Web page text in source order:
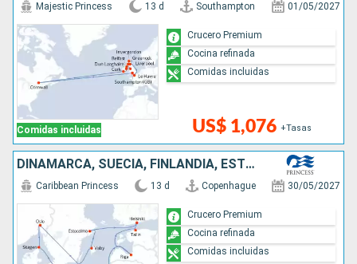
Comidas incluidas
Majestic Princess 13 d Southampton 01/05/2027
US$ 1,076 +Tasas
Crucero Premium
Cocina refinada
Comidas incluidas
DINAMARCA, SUECIA, FINLANDIA, ESTONIA, LETONIA, LITUANIA, POLONIA, NORUEGA
Caribbean Princess 13 d Copenhague 30/05/2027
Crucero Premium
Cocina refinada
Comidas incluidas